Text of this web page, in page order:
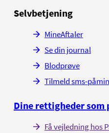
Selvbetjening
MineAftaler
Se din journal
Blodprøve
Tilmeld sms-
Dine rettigheder som
Få vejledning hos